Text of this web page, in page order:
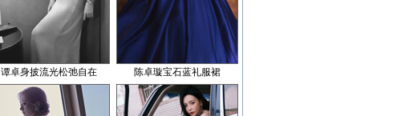
谭卓身披流光松弛自在 陈卓璇宝石蓝礼服裙